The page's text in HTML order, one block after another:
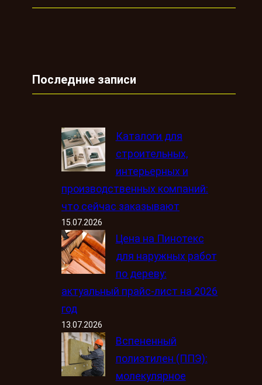
Последние записи
Каталоги для
строительных,
интерьерных и
производственных компаний:
что сейчас заказывают
15.07.2026
Цена на Пинотекс
для наружных работ
по дереву:
актуальный прайс-лист на 2026
год
13.07.2026
Вспененный
полиэтилен (ППЭ):
молекулярное